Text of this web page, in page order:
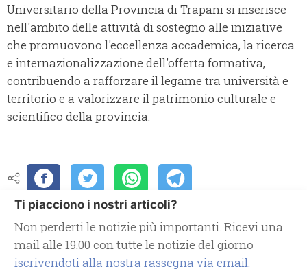
Universitario della Provincia di Trapani si inserisce
nell'ambito delle attività di sostegno alle iniziative
che promuovono l'eccellenza accademica, la ricerca
e internazionalizzazione dell'offerta formativa,
contribuendo a rafforzare il legame tra università e
territorio e a valorizzare il patrimonio culturale e
scientifico della provincia.
Ti piacciono i nostri articoli?
Non perderti le notizie più importanti. Ricevi una
mail alle 19.00 con tutte le notizie del giorno
iscrivendoti alla nostra rassegna via email.